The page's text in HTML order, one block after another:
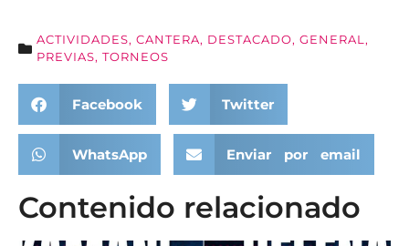
ACTIVIDADES, CANTERA, DESTACADO, GENERAL ,
PREVIAS, TORNEOS
Facebook Twitter
WhatsApp Enviar por email
Contenido relacionado